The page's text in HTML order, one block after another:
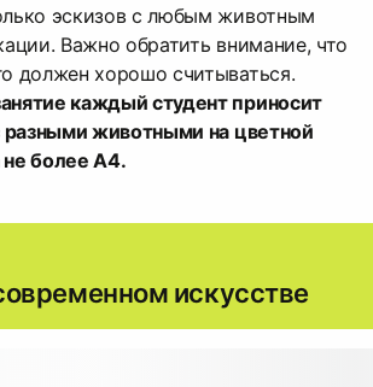
эскизов с любым животным
Важно обратить внимание, что
должен хорошо считываться.
каждый студент приносит
разными животными на цветной
более А4.
искусстве